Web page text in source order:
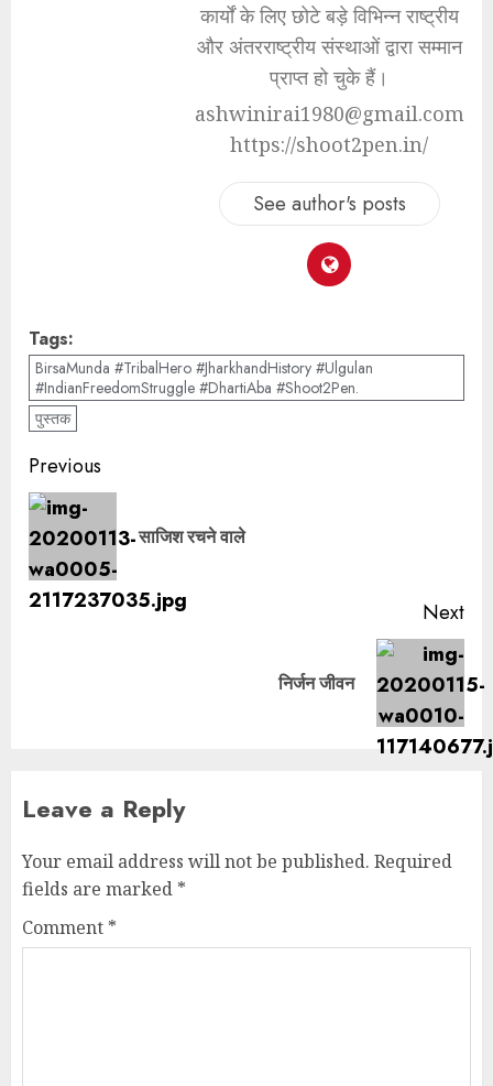
कार्यों के लिए छोटे बड़े विभिन्न राष्ट्रीय
और अंतरराष्ट्रीय संस्थाओं द्वारा सम्मान
प्राप्त हो चुके हैं।
ashwinirai1980@gmail.com
https://shoot2pen.in/
See author's posts
Tags:
BirsaMunda #TribalHero #JharkhandHistory #Ulgulan
#IndianFreedomStruggle #DhartiAba #Shoot2Pen.
पुस्तक
Previous
साजिश रचने वाले
Next
निर्जन जीवन
Leave a Reply
Your email address will not be published. Required
fields are marked *
Comment *